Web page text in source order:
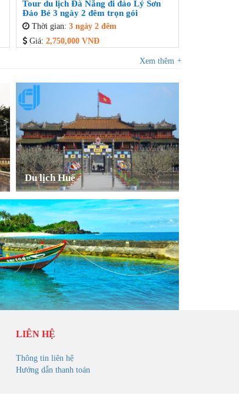
Tour du lịch Đà Nẵng đi đảo Lý Sơn
Đảo Bé 3 ngày 2 đêm trọn gói
Thời gian: 3 ngày 2 đêm
Giá: 2,750,000 VNĐ
Xem thêm +
Du lịch Huế
LIÊN HỆ
Thông tin liên hệ
Hướng dẫn thanh toán